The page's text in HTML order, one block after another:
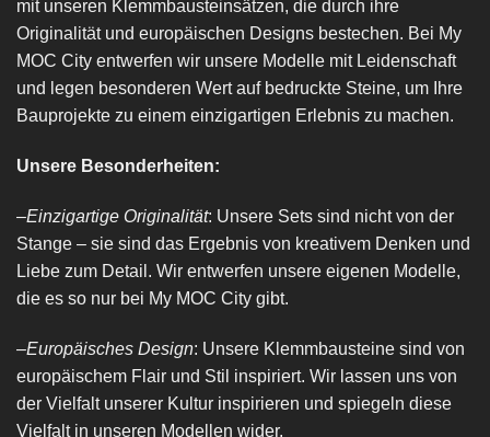
mit unseren Klemmbausteinsätzen, die durch ihre
Originalität und europäischen Designs bestechen. Bei My
MOC City entwerfen wir unsere Modelle mit Leidenschaft
und legen besonderen Wert auf bedruckte Steine, um Ihre
Bauprojekte zu einem einzigartigen Erlebnis zu machen.
Unsere Besonderheiten:
–Einzigartige Originalität: Unsere Sets sind nicht von der
Stange – sie sind das Ergebnis von kreativem Denken und
Liebe zum Detail. Wir entwerfen unsere eigenen Modelle,
die es so nur bei My MOC City gibt.
–Europäisches Design: Unsere Klemmbausteine sind von
europäischem Flair und Stil inspiriert. Wir lassen uns von
der Vielfalt unserer Kultur inspirieren und spiegeln diese
Vielfalt in unseren Modellen wider.